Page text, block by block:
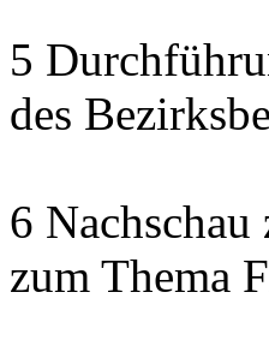
5
des
6
zum Thema